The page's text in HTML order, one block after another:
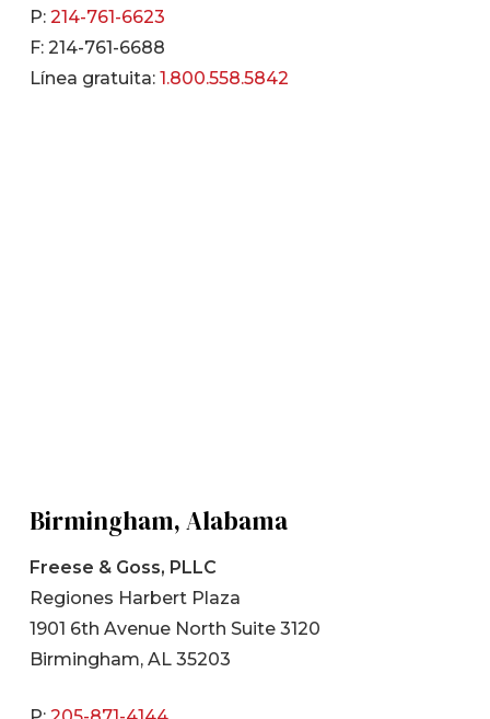
P: 214-761-6623
F: 214-761-6688
Línea gratuita: 1.800.558.5842
Birmingham, Alabama
Freese & Goss, PLLC
Regiones Harbert Plaza
1901 6th Avenue North Suite 3120
Birmingham, AL 35203